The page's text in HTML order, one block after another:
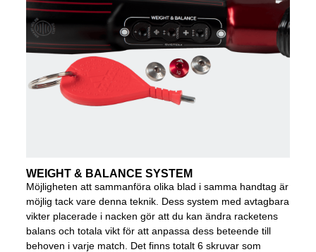
WEIGHT & BALANCE SYSTEM
Möjligheten att sammanföra olika blad i samma handtag är
möjlig tack vare denna teknik. Dess system med avtagbara
vikter placerade i nacken gör att du kan ändra racketens
balans och totala vikt för att anpassa dess beteende till
behoven i varje match. Det finns totalt 6 skruvar som